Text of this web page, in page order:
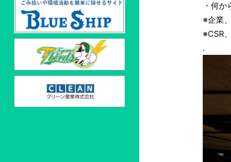
・何
※企業
※CSR
.